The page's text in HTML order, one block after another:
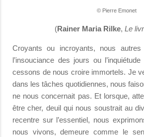
© Pierre Emonet
(Rainer Maria Rilke, Le
Croyants ou incroyants, nous
l’insouciance des jours ou
cessons de nous croire immortels. Je
dans les tâches quotidiennes, nous
ne nous concernait pas. Et lorsque,
être cher, deuil qui nous soustrait au
recentre sur l’essentiel, nous
nous vivons, demeure comme le